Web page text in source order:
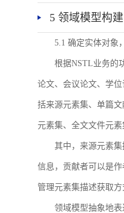
5 领域模型构建
5.1 确定实体对象
根据NSTL业务的
论文、会议论文、学
括来源元素集、单篇
元素集、全文文件元
其中，来源元素
信息，贡献者可以是
管理元素集描述获取
领域模型抽象地